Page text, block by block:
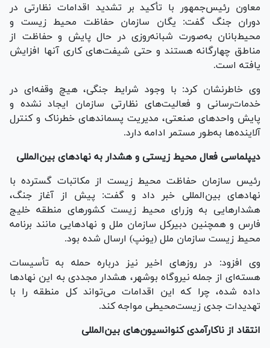
معاون رئیس‌جمهور با تأکید بر تشدید اقدامات نظارتی در
دوران جنگ گفت: یگان سازمان حفاظت محیط زیست و
محیط‌بانان به‌صورت شبانه‌روزی در حال پایش و حفاظت از
مناطق چهارگانه هستند و حتی شیفت‌های کاری آنها افزایش
یافته است.
وی خاطرنشان کرد: با وجود شرایط جنگی، هیچ وقفه‌ای در
خدمات‌رسانی و فعالیت‌های نظارتی سازمان ایجاد نشده و
پایش واحد‌های صنعتی، مدیریت پسماند‌های خطرناک و کنترل
آلاینده‌ها به‌طور مستمر ادامه دارد.
دیپلماسی فعال محیط زیستی و هشدار به نهاد‌های بین‌المللی
رئیس سازمان حفاظت محیط زیست از مکاتبات گسترده با
نهاد‌های بین‌المللی خبر داد و گفت: پیش از آغاز جنگ،
هشدار‌هایی به وزرای محیط زیست کشور‌های منطقه خلیج
فارس و همچنین دبیرکل سازمان ملل و نهاد‌هایی مانند برنامه
محیط زیست سازمان ملل (یونپ) ارسال شده بود.
وی افزود: در روز‌های اخیر نیز درباره حمله به تأسیسات
هسته‌ای از جمله نیروگاه بوشهر، هشدار مجددی به این نهاد‌ها
داده شده، چرا که این اقدامات می‌تواند کل منطقه را با
تهدیدات جدی زیست‌محیطی مواجه کند.
انتقاد از ناکارآمدی کنوانسیون‌های بین‌المللی